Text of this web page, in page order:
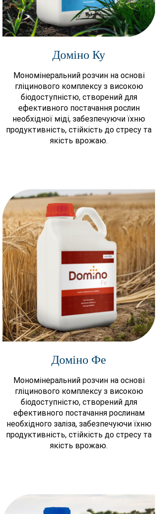
Доміно Ку
Мономінеральний розчин на основі
гліцинового комплексу з високою
біодоступністю, створений для
ефективного постачання рослин
необхідної міді, забезпечуючи їхню
продуктивність, стійкість до стресу та
якість врожаю.
Доміно Фе
Мономінеральний розчин на основі
гліцинового комплексу з високою
біодоступністю, створений для
ефективного постачання рослинам
необхідного заліза, забезпечуючи їхню
продуктивність, стійкість до стресу та
якість врожаю.